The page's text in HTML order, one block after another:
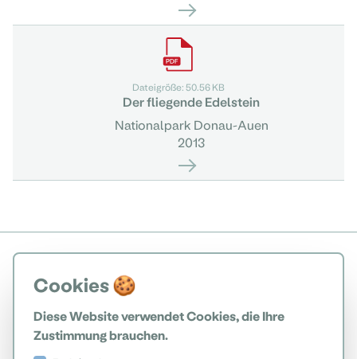
Cookies 🍪
Diese Website verwendet Cookies, die Ihre
Zustimmung brauchen.
Dateigröße: 50.56 KB
Der fliegende Edelstein
Nationalpark Donau-Auen
2013